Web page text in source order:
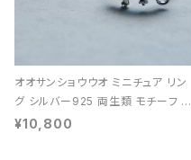
オオサンショウウオ ミニチュア リン
グ シルバー925 両生類 モチーフ レ
ディース ユニセックス
¥10,800